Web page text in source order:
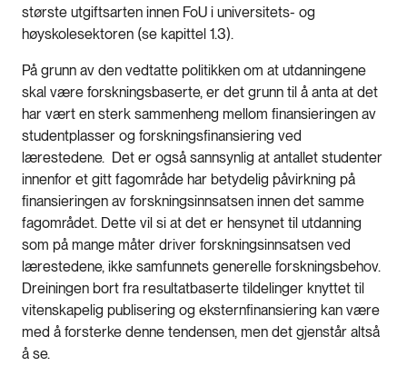
største utgiftsarten innen FoU i universitets- og
høyskolesektoren (se kapittel 1.3).
På grunn av den vedtatte politikken om at utdanningene
skal være forskningsbaserte, er det grunn til å anta at det
har vært en sterk sammenheng mellom finansieringen av
studentplasser og forskningsfinansiering ved
lærestedene. Det er også sannsynlig at antallet studenter
innenfor et gitt fagområde har betydelig påvirkning på
finansieringen av forskningsinnsatsen innen det samme
fagområdet. Dette vil si at det er hensynet til utdanning
som på mange måter driver forskningsinnsatsen ved
lærestedene, ikke samfunnets generelle forskningsbehov.
Dreiningen bort fra resultatbaserte tildelinger knyttet til
vitenskapelig publisering og eksternfinansiering kan være
med å forsterke denne tendensen, men det gjenstår altså
å se.